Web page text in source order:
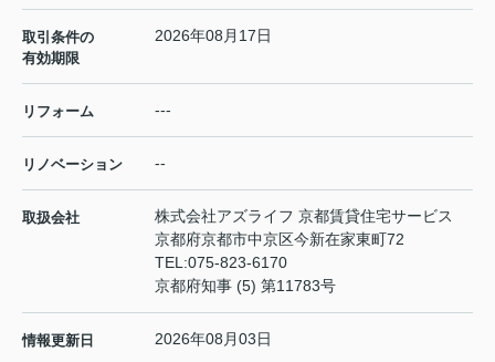
取引条件の
有効期限
2026年08月17日
リフォーム ---
リノベーション --
取扱会社
株式会社アズライフ 京都賃貸住宅サービス
京都府京都市中京区今新在家東町72
TEL:075-823-6170
京都府知事 (5) 第11783号
情報更新日 2026年08月03日